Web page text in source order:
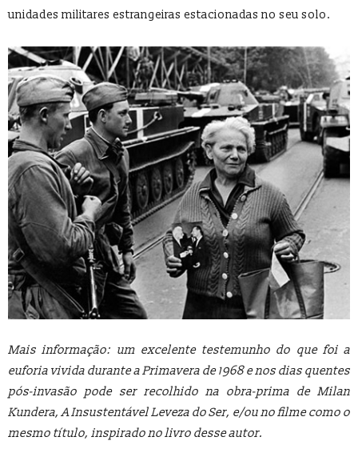
unidades militares estrangeiras estacionadas no seu solo.
Mais informação: um excelente testemunho do que foi a
euforia vivida durante a Primavera de 1968 e nos dias quentes
pós-invasão pode ser recolhido na obra-prima de Milan
Kundera, A Insustentável Leveza do Ser, e/ou no filme como o
mesmo título, inspirado no livro desse autor.